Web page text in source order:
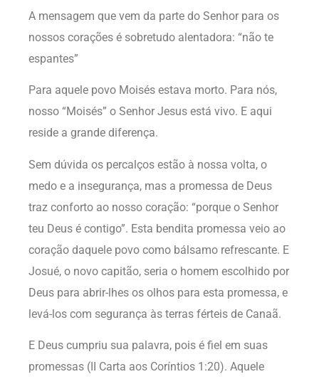
A mensagem que vem da parte do Senhor para os
nossos corações é sobretudo alentadora: “não te
espantes”
Para aquele povo Moisés estava morto. Para nós,
nosso “Moisés” o Senhor Jesus está vivo. E aqui
reside a grande diferença.
Sem dúvida os percalços estão à nossa volta, o
medo e a insegurança, mas a promessa de Deus
traz conforto ao nosso coração: “porque o Senhor
teu Deus é contigo”. Esta bendita promessa veio ao
coração daquele povo como bálsamo refrescante. E
Josué, o novo capitão, seria o homem escolhido por
Deus para abrir-lhes os olhos para esta promessa, e
levá-los com segurança às terras férteis de Canaã.
E Deus cumpriu sua palavra, pois é fiel em suas
promessas (II Carta aos Coríntios 1:20). Aquele